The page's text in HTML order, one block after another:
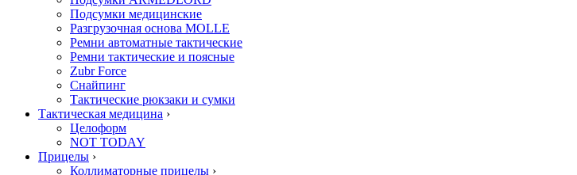
Подсумки медицинские
Разгрузочная основа MOLLE
Ремни автоматные тактические
Ремни тактические и поясные
Zubr Force
Снайпинг
Тактические рюкзаки и сумки
Тактическая медицина ›
Целоформ
NOT TODAY
Прицелы ›
Коллиматорные прицелы ›